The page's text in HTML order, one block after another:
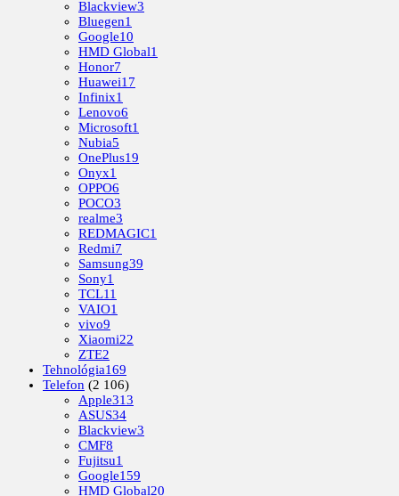
Blackview3
Bluegen1
Google10
HMD Global1
Honor7
Huawei17
Infinix1
Lenovo6
Microsoft1
Nubia5
OnePlus19
Onyx1
OPPO6
POCO3
realme3
REDMAGIC1
Redmi7
Samsung39
Sony1
TCL11
VAIO1
vivo9
Xiaomi22
ZTE2
Tehnológia169
Telefon (2 106)
Apple313
ASUS34
Blackview3
CMF8
Fujitsu1
Google159
HMD Global20